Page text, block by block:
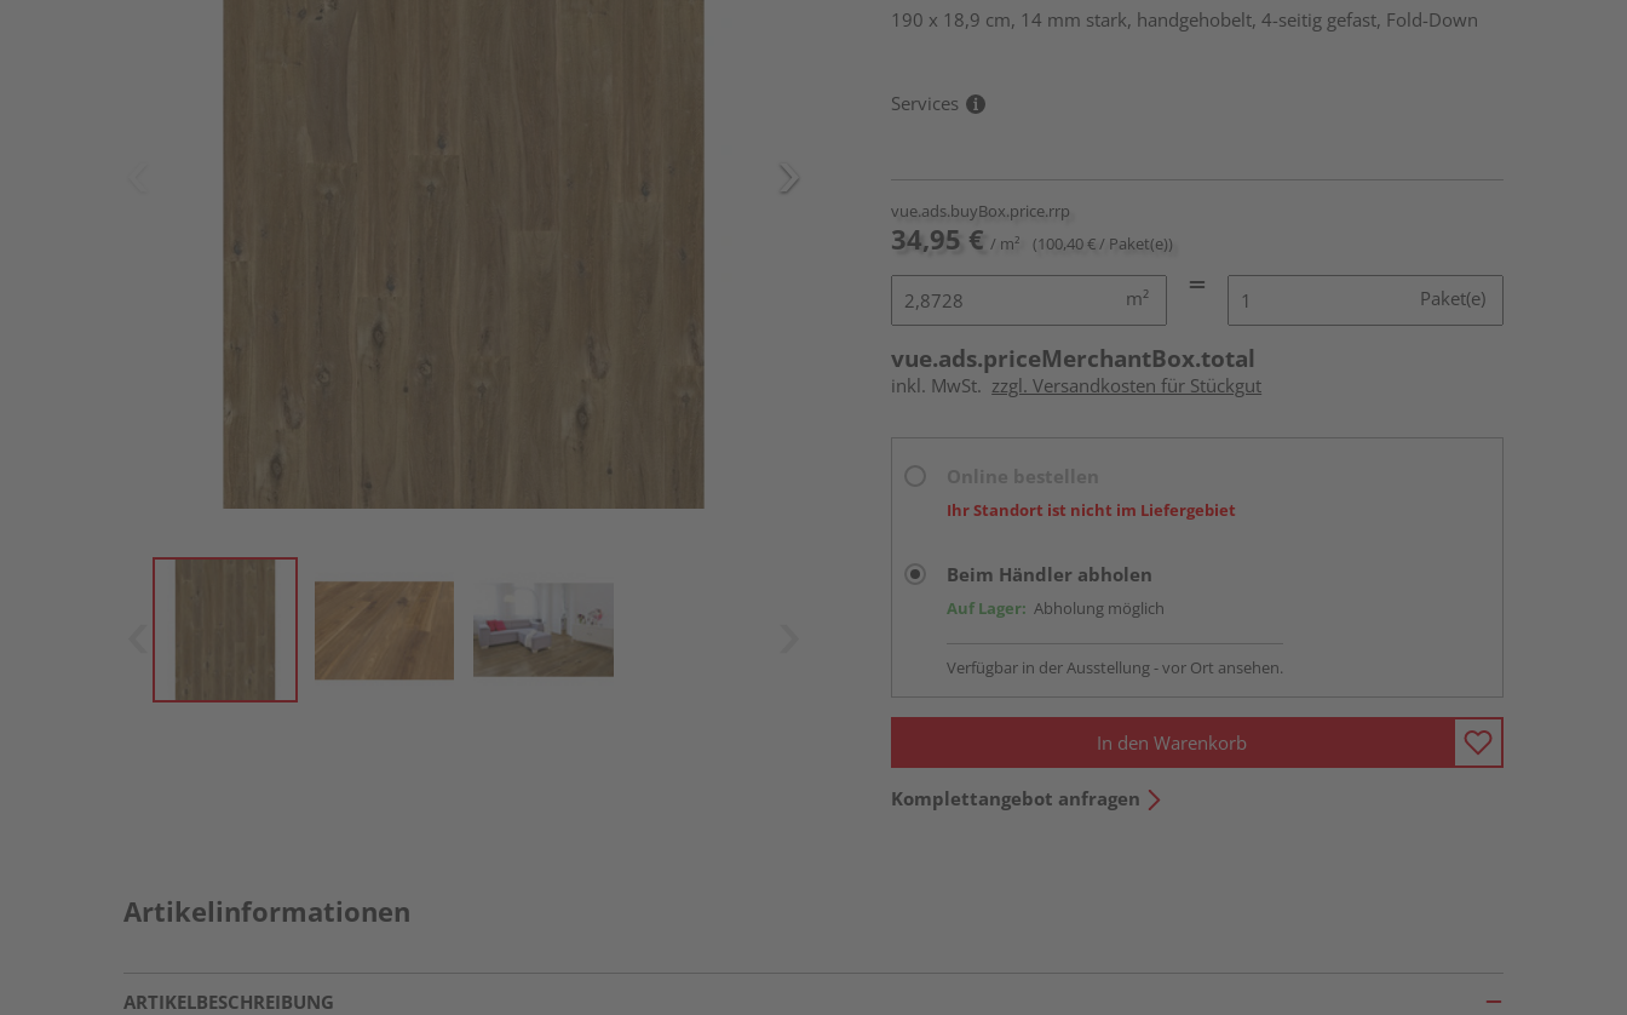
190 x 18,9 cm, 14 mm stark, handgehobelt, 4-seitig gefast, Fold-Down
Services
vue.ads.buyBox.price.rrp
34,95 € / m² (100,40 € / Paket(e))
m² Paket(e)
vue.ads.priceMerchantBox.total
inkl. MwSt. zzgl. Versandkosten für Stückgut
Ihr Standort ist nicht im Liefergebiet
Beim Händler abholen
Auf Lager: Abholung möglich
Verfügbar in der Ausstellung - vor Ort ansehen.
In den Warenkorb
Komplettangebot anfragen
Artikelinformationen
ARTIKELBESCHREIBUNG